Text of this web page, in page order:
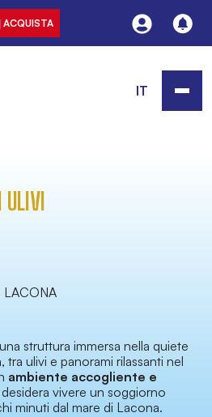
ACQUISTA
IT
ULIVI
LACONA
struttura immersa nella quiete
tra ulivi e panorami rilassanti nel
ambiente accogliente e
vivere un soggiorno
minuti dal mare di Lacona.